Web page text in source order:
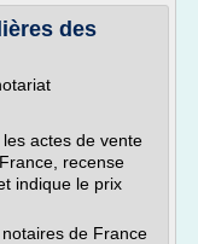
des
actes de vente
recense
indique le prix
de France